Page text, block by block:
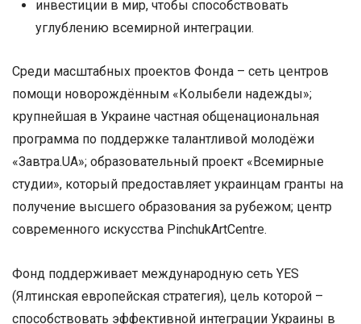
инвестиции в мир, чтобы способствовать
углублению всемирной интеграции.
Среди масштабных проектов Фонда – сеть центров
помощи новорождённым «Колыбели надежды»;
крупнейшая в Украине частная общенациональная
программа по поддержке талантливой молодёжи
«Завтра.UA»; образовательный проект «Всемирные
студии», который предоставляет украинцам гранты на
получение высшего образования за рубежом; центр
современного искусства PinchukArtCentre.
Фонд поддерживает международную сеть YES
(Ялтинская европейская стратегия), цель которой –
способствовать эффективной интеграции Украины в